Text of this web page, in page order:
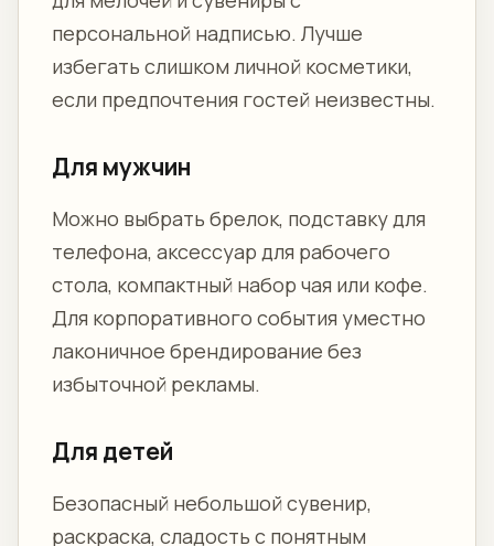
персональной надписью. Лучше
избегать слишком личной косметики,
если предпочтения гостей неизвестны.
Для мужчин
Можно выбрать брелок, подставку для
телефона, аксессуар для рабочего
стола, компактный набор чая или кофе.
Для корпоративного события уместно
лаконичное брендирование без
избыточной рекламы.
Для детей
Безопасный небольшой сувенир,
раскраска, сладость с понятным